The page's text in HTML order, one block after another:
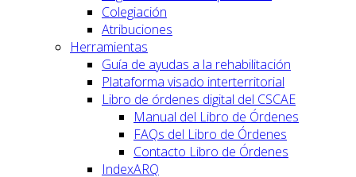
Colegiación
Atribuciones
Herramientas
Guía de ayudas a la rehabilitación
Plataforma visado interterritorial
Libro de órdenes digital del CSCAE
Manual del Libro de Órdenes
FAQs del Libro de Órdenes
Contacto Libro de Órdenes
IndexARQ